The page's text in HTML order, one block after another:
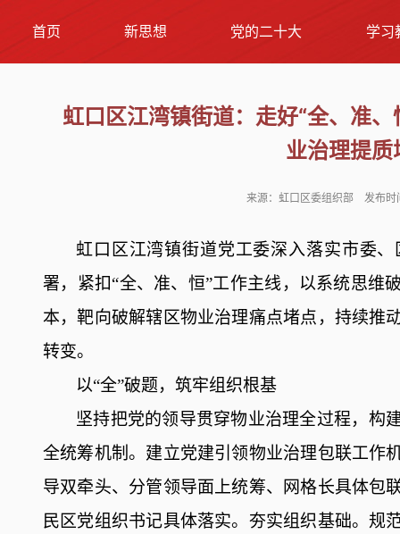
首页 新思想 党的二十大 学习
虹口区江湾镇街道：走好“全、准
业治理提质
来源：虹口区委组织部 发布时
虹口区 江湾镇街道党工委深入落实市委、
署， 紧扣“全、准、恒”工作主线，以系统思维
本，靶向破解辖区物业治理痛点堵点，持续推
转变。
以“全”破题，筑牢组织根基
坚持把党的领导贯穿物业治理全过程，构
全统筹机制。 建立党建引领物业治理包联工作
导双牵头、分管领导面上统筹、网格长具体包
民区党组织书记具体落实。 夯实组织基础。规